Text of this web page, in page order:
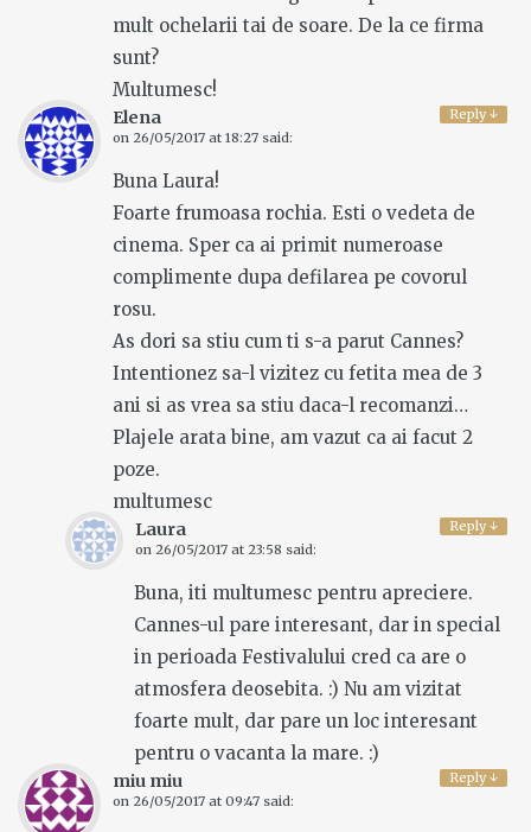
mult ochelarii tai de soare. De la ce firma
sunt?
Multumesc!
Reply↓
Elena
on 26/05/2017 at 18:27 said:
Buna Laura!
Foarte frumoasa rochia. Esti o vedeta de
cinema. Sper ca ai primit numeroase
complimente dupa defilarea pe covorul
rosu.
As dori sa stiu cum ti s-a parut Cannes?
Intentionez sa-l vizitez cu fetita mea de 3
ani si as vrea sa stiu daca-l recomanzi…
Plajele arata bine, am vazut ca ai facut 2
poze.
multumesc
Reply↓
Laura
on 26/05/2017 at 23:58 said:
Buna, iti multumesc pentru apreciere.
Cannes-ul pare interesant, dar in special
in perioada Festivalului cred ca are o
atmosfera deosebita. :) Nu am vizitat
foarte mult, dar pare un loc interesant
pentru o vacanta la mare. :)
Reply↓
miu miu
on 26/05/2017 at 09:47 said: